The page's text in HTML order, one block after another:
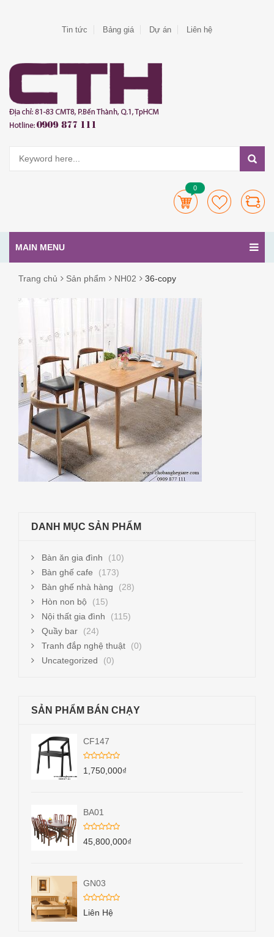
Tin tức Bảng giá Dự án Liên hệ
0
MAIN MENU
Trang chủ Sản phẩm NH02 36-copy
36-
COPY
DANH MỤC SẢN PHẨM
Bàn ăn gia đình
(10)
Bàn ghế cafe
(173)
Bàn ghế nhà hàng
(28)
Hòn non bộ
(15)
Nội thất gia đình
(115)
Quầy bar
(24)
Tranh đắp nghệ thuật
(0)
Uncategorized
(0)
SẢN PHẨM BÁN CHẠY
CF147
1,750,000₫
BA01
45,800,000₫
GN03
Liên Hệ